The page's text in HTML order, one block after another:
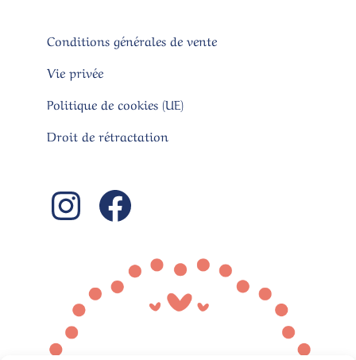
Conditions générales de vente
Vie privée
Politique de cookies (UE)
Droit de rétractation
Instagram
Facebook